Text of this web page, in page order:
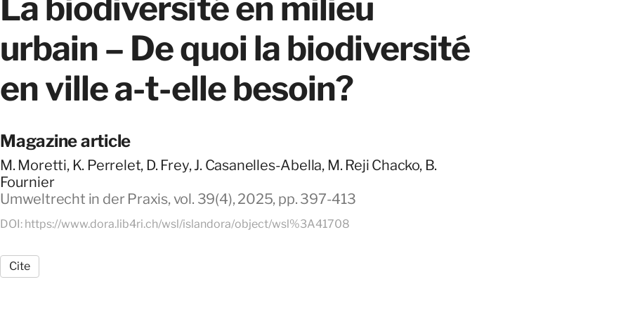
La biodiversité en milieu
urbain – De quoi la biodiversité
en ville a-t-elle besoin?
Magazine article
M. Moretti, K. Perrelet, D. Frey, J. Casanelles-Abella, M. Reji Chacko, B.
Fournier
Umweltrecht in der Praxis, vol. 39(4), 2025, pp. 397-413
DOI: https://www.dora.lib4ri.ch/wsl/islandora/object/wsl%3A41708
Cite